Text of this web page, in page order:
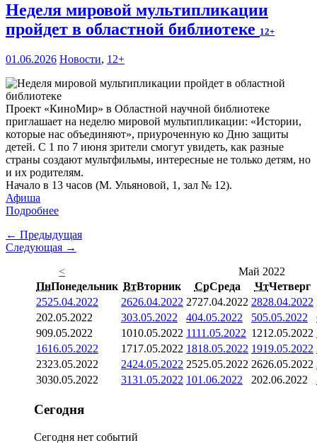
Неделя мировой мультипликации
пройдет в областной библиотеке 12+
01.06.2026 Новости, 12+
Проект «КиноМир» в Областной научной библиотеке
приглашает на неделю мировой мультипликации: «Истории,
которые нас объединяют», приуроченную ко Дню защиты
детей. С 1 по 7 июня зрители смогут увидеть, как разные
страны создают мультфильмы, интересные не только детям, но
и их родителям.
Начало в 13 часов (М. Ульяновой, 1, зал № 12).
Афиша
Подробнее
← Предыдущая
Следующая →
<
Май 2022
ПнПонедельник ВтВторник СрСреда ЧтЧетверг
2525.04.2022 2626.04.2022 2727.04.2022 2828.04.2022
202.05.2022 303.05.2022 404.05.2022 505.05.2022
909.05.2022 1010.05.2022 1111.05.2022 1212.05.2022
1616.05.2022 1717.05.2022 1818.05.2022 1919.05.2022
2323.05.2022 2424.05.2022 2525.05.2022 2626.05.2022
3030.05.2022 3131.05.2022 101.06.2022 202.06.2022
Сегодня
Сегодня нет событий